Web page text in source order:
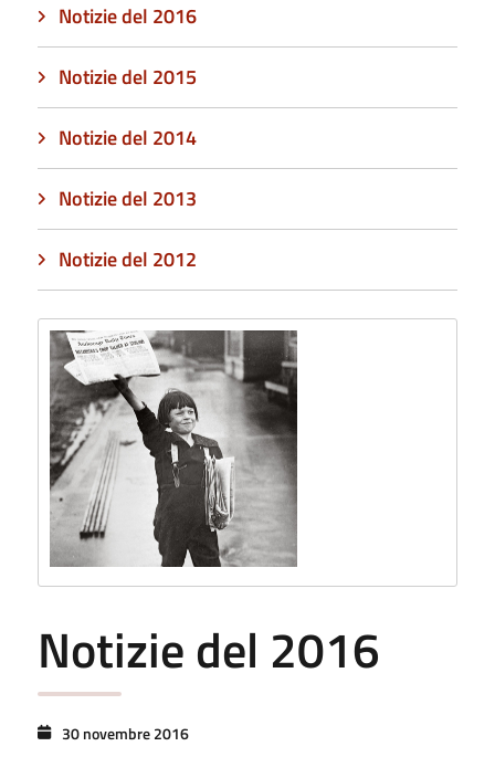
Notizie del 2016
Notizie del 2015
Notizie del 2014
Notizie del 2013
Notizie del 2012
Notizie del 2016
30 novembre 2016